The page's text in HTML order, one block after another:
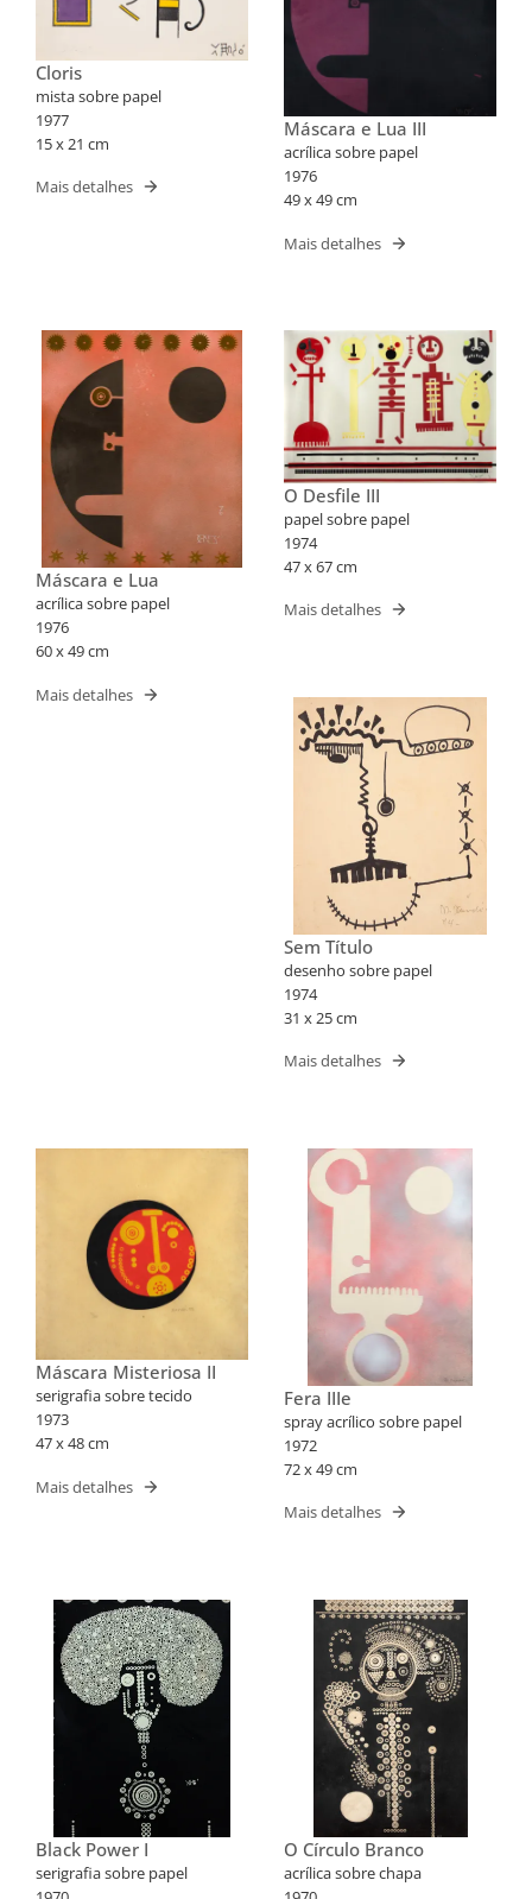
Cloris
mista sobre papel
1977
15 x 21 cm
Mais detalhes
Máscara e Lua III
acrílica sobre papel
1976
49 x 49 cm
Mais detalhes
Máscara e Lua
acrílica sobre papel
1976
60 x 49 cm
Mais detalhes
O Desfile III
papel sobre papel
1974
47 x 67 cm
Mais detalhes
Sem Título
desenho sobre papel
1974
31 x 25 cm
Mais detalhes
Máscara Misteriosa II
serigrafia sobre tecido
1973
47 x 48 cm
Mais detalhes
Fera IIIe
spray acrílico sobre papel
1972
72 x 49 cm
Mais detalhes
Black Power I
serigrafia sobre papel
O Círculo Branco
acrílica sobre chapa